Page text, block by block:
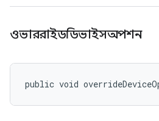
ওভাররাইডডিভাইসঅপশন
public void